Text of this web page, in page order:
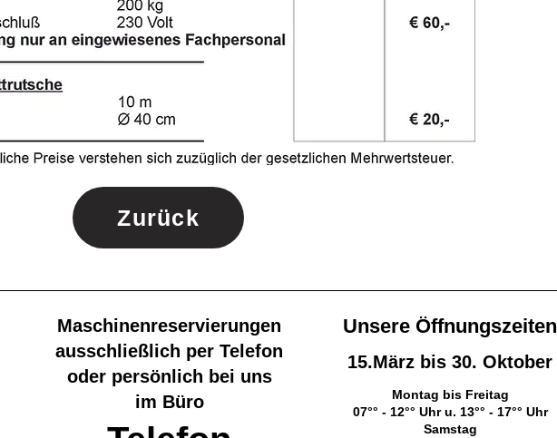
Zurück
Unsere Öffnungszeiten
15.März bis 30. Oktober
Montag bis Freitag
07°° - 12°° Uhr u. 13°° - 17°° Uhr
Samstag
Maschinenreservierungen
ausschließlich per Telefon
oder persönlich bei uns
im Büro